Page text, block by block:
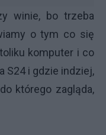
winie, bo trzeba
o tym co się
komputer i co
S24 i gdzie indziej,
którego zagląda,